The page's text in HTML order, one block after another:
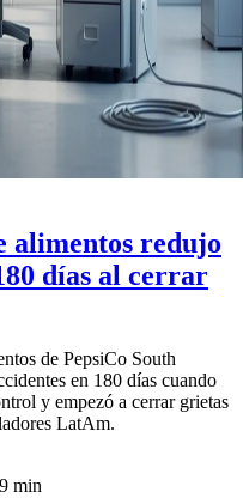
alimentos redujo
días al cerrar
de PepsiCo South
en 180 días cuando
y empezó a cerrar grietas
LatAm.
9 min